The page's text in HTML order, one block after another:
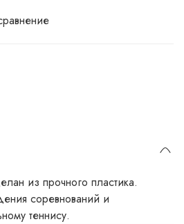
из прочного пластика.
соревнований и
теннису.